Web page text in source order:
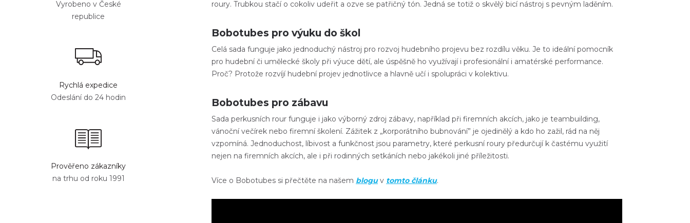
Vyrobeno v České
republice
Rychlá expedice
Odeslání do 24 hodin
Prověřeno zákazníky
na trhu od roku 1991
roury. Trubkou stačí o cokoliv udeřit a ozve se patřičný tón. Jedná se totiž o skvělý bicí nástroj s pevným laděním.
Bobotubes pro výuku do škol
Celá sada funguje jako jednoduchý nástroj pro rozvoj hudebního projevu bez rozdílu věku. Je to ideální pomocník
pro hudební či umělecké školy při výuce dětí, ale úspěšně ho využívají i profesionální i amatérské performance.
Proč? Protože rozvíjí hudební projev jednotlivce a hlavně učí i spolupráci v kolektivu.
Bobotubes pro zábavu
Sada perkusních rour funguje i jako výborný zdroj zábavy, například při firemních akcích, jako je teambuilding,
vánoční večírek nebo firemní školení. Zážitek z „korporátního bubnování” je ojedinělý a kdo ho zažil, rád na něj
vzpomíná. Jednoduchost, líbivost a funkčnost jsou parametry, které perkusní roury předurčují k častému využití
nejen na firemních akcích, ale i při rodinných setkáních nebo jakékoli jiné příležitosti.
Více o Bobotubes si přečtěte na našem bloguv tomto článku.